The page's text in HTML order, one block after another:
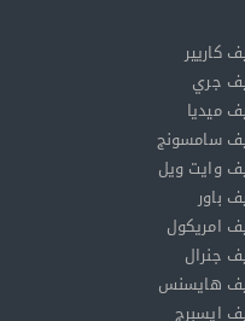
كاريير
جري
ميديا
سامسونج
وايت ويل
باور
امريكول
جنرال
هايسنس
ايسبرج